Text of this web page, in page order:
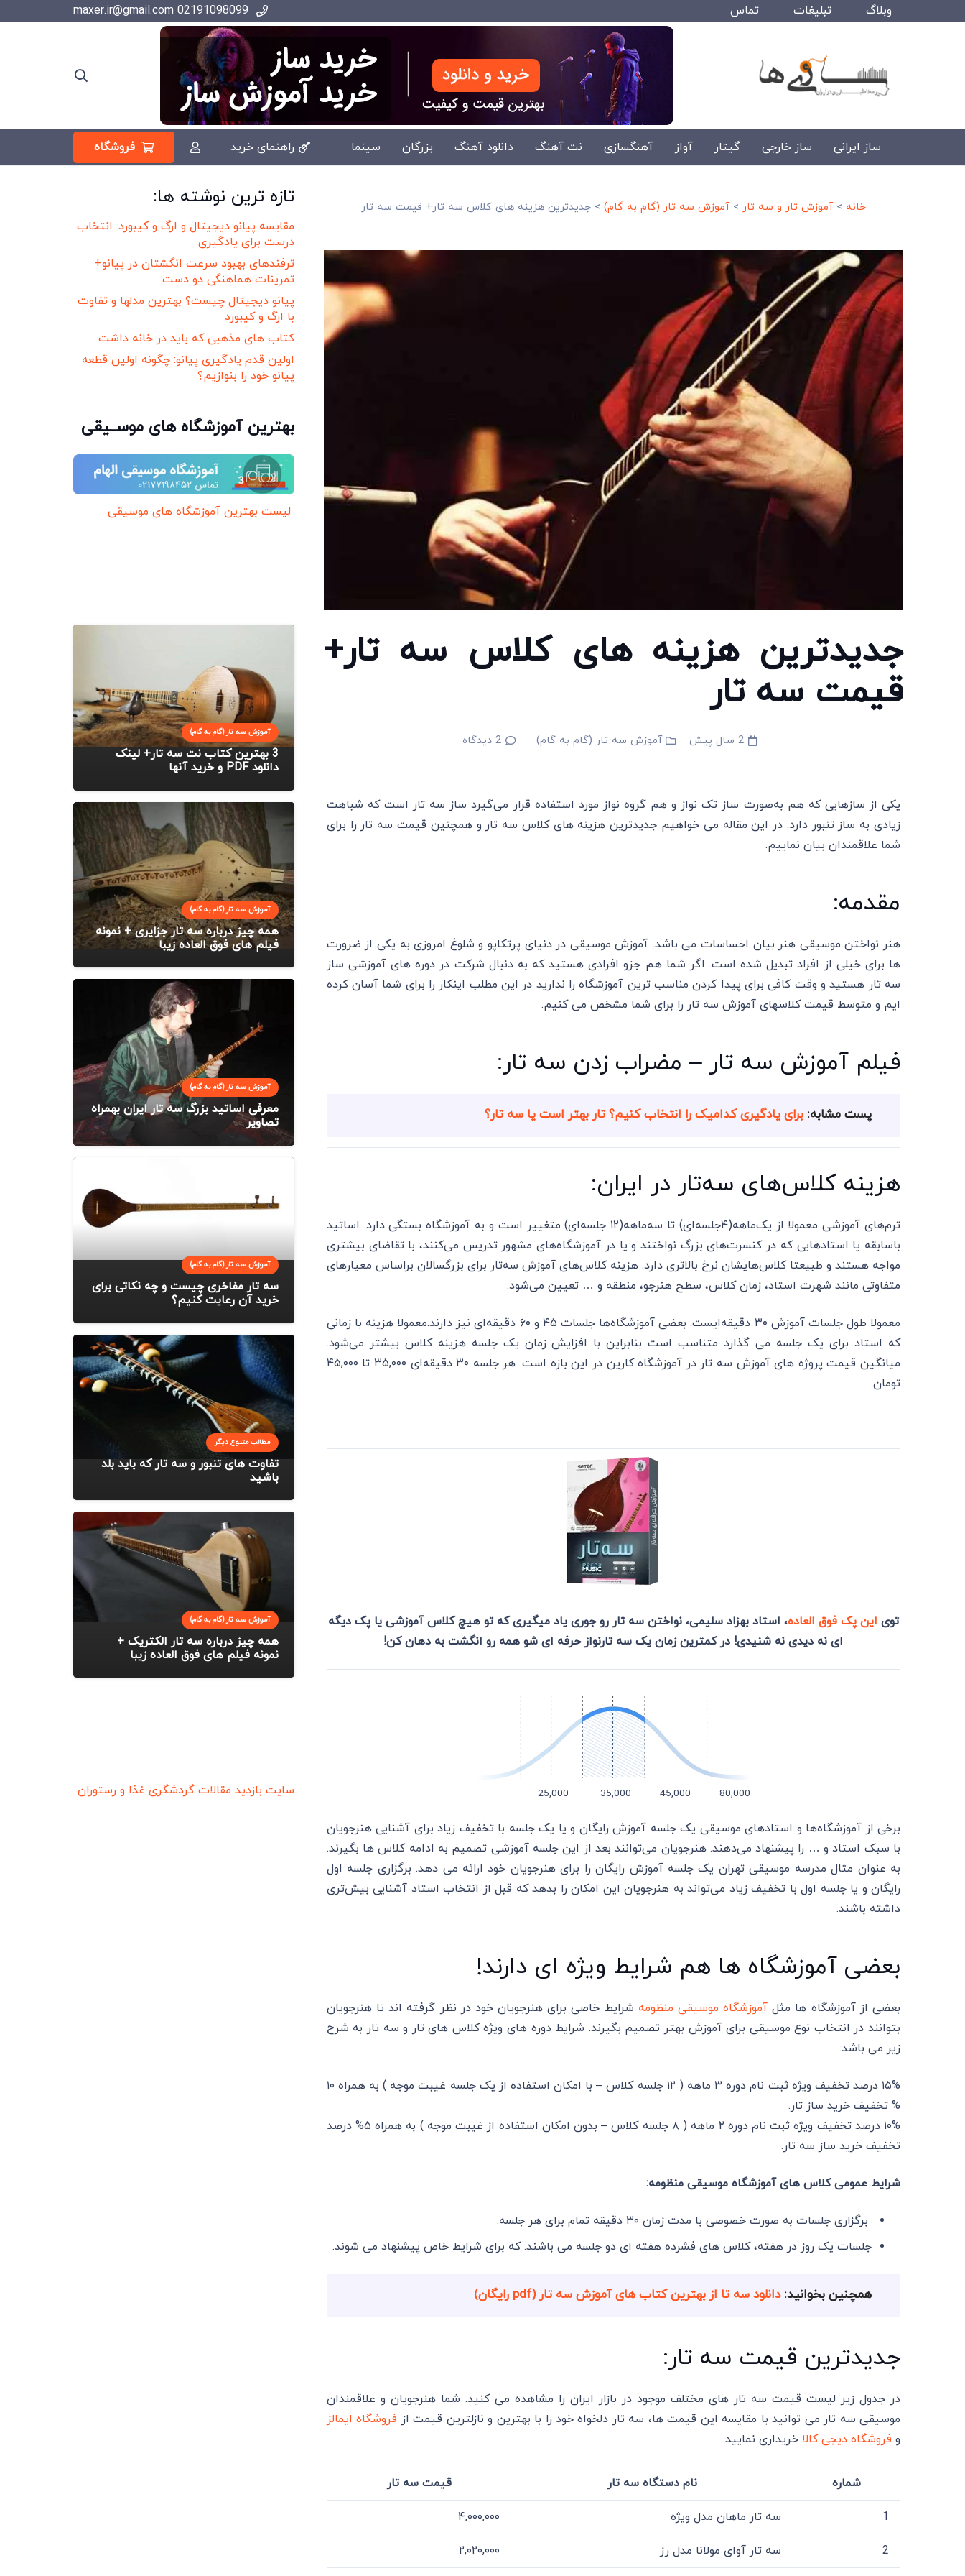
وبلاگ تبلیغات تماس
ساز ایرانی ساز خارجی گیتار آواز آهنگسازی نت آهنگ دانلود آهنگ بزرگان سینما راهنمای خرید فروشگاه
خانه >آموزش تار و سه تار >آموزش سه تار (گام به گام) >جدیدترین هزینه های کلاس سه تار+ قیمت سه تار
جدیدترین هزینه های کلاس سه تار+
قیمت سه تار
2 سال پیش آموزش سه تار (گام به گام) 2 دیدگاه
یکی از سازهایی که هم به‌صورت ساز تک نواز و هم گروه نواز مورد استفاده قرار می‌گیرد ساز سه تار است که شباهت
زیادی به ساز تنبور دارد. در این مقاله می خواهیم جدیدترین هزینه های کلاس سه تار و همچنین قیمت سه تار را برای
شما علاقمندان بیان نماییم.
مقدمه:
هنر نواختن موسیقی هنر بیان احساسات می باشد. آموزش موسیقی در دنیای پرتکاپو و شلوغ امروزی به یکی از ضرورت
ها برای خیلی از افراد تبدیل شده است. اگر شما هم جزو افرادی هستید که به دنبال شرکت در دوره های آموزشی ساز
سه تار هستید و وقت کافی برای پیدا کردن مناسب ترین آموزشگاه را ندارید در این مطلب اینکار را برای شما آسان کرده
ایم و متوسط قیمت کلاسهای آموزش سه تار را برای شما مشخص می کنیم.
فیلم آموزش سه تار – مضراب زدن سه تار:
پست مشابه: برای یادگیری کدامیک را انتخاب کنیم؟ تار بهتر است یا سه تار؟
هزینه کلاس‌های سه‌تار در ایران:
ترم‌های آموزشی معمولا از یک‌ماهه(۴جلسه‌ای) تا سه‌ماهه(۱۲ جلسه‌ای) متغییر است و به آموزشگاه بستگی دارد. اساتید
باسابقه یا استادهایی که در کنسرت‌های بزرگ نواختند و یا در آموزشگاه‌های مشهور تدریس می‌کنند، با تقاضای بیشتری
مواجه هستند و طبیعتا کلاس‌هایشان نرخ بالاتری دارد. هزینه کلاس‌های آموزش سه‌تار برای بزرگسالان براساس معیارهای
متفاوتی مانند شهرت استاد، زمان کلاس‌، سطح هنرجو، منطقه و … تعیین می‌شود.
معمولا طول جلسات آموزش ۳۰ دقیقه‌ایست. بعضی آموزشگاه‌ها جلسات ۴۵ و ۶۰ دقیقه‌ای نیز دارند.معمولا هزینه با زمانی
که استاد برای یک جلسه می گذارد متناسب است بنابراین با افزایش زمان یک جلسه هزینه کلاس بیشتر می‌شود.
میانگین قیمت پروژه های آموزش سه تار در آموزشگاه کارین در این بازه است: هر جلسه ۳۰ دقیقه‌ای ۳۵,۰۰۰ تا ۴۵,۰۰۰
تومان
توی این پک فوق العاده، استاد بهزاد سلیمی، نواختن سه تار رو جوری یاد میگیری که تو هیچ کلاس آموزشی یا پک دیگه
ای نه دیدی نه شنیدی! در کمترین زمان یک سه تارنواز حرفه ای شو همه رو انگشت به دهان کن!
80,000 45,000 35,000 25,000
برخی از آموزشگاه‌ها و استادهای موسیقی یک جلسه آموزش رایگان و یا یک جلسه با تخفیف زیاد برای آشنایی هنرجویان
با سبک استاد و … را پیشنهاد می‌دهند. هنرجویان می‌توانند بعد از این جلسه آموزشی تصمیم به ادامه کلاس ها بگیرند.
به عنوان مثال مدرسه موسیقی تهران یک جلسه آموزش رایگان را برای هنرجویان خود ارائه می دهد. برگزاری جلسه اول
رایگان و یا جلسه اول با تخفیف زیاد می‌تواند به هنرجویان این امکان را بدهد که قبل از انتخاب استاد آشنایی بیش‌تری
داشته باشند.
بعضی آموزشگاه ها هم شرایط ویژه ای دارند!
بعضی از آموزشگاه ها مثل آموزشگاه موسیقی منظومه شرایط خاصی برای هنرجویان خود در نظر گرفته اند تا هنرجویان
بتوانند در انتخاب نوع موسیقی برای آموزش بهتر تصمیم بگیرند. شرایط دوره های ویژه کلاس های تار و سه تار به شرح
زیر می باشد:
۱۵% درصد تخفیف ویژه ثبت نام دوره ۳ ماهه ( ۱۲ جلسه کلاس – با امکان استفاده از یک جلسه غیبت موجه ) به همراه ۱۰
% تخفیف خرید ساز تار.
۱۰% درصد تخفیف ویژه ثبت نام دوره ۲ ماهه ( ۸ جلسه کلاس – بدون امکان استفاده از غیبت موجه ) به همراه ۵% درصد
تخفیف خرید ساز سه تار.
شرایط عمومی کلاس های آموزشگاه موسیقی منظومه:
برگزاری جلسات به صورت خصوصی با مدت زمان ۳۰ دقیقه تمام برای هر جلسه.
جلسات یک روز در هفته، کلاس های فشرده هفته ای دو جلسه می باشند. که برای شرایط خاص پیشنهاد می شوند.
همچنین بخوانید:دانلود سه تا از بهترین کتاب های آموزش سه تار (pdf رایگان)
جدیدترین قیمت سه تار:
در جدول زیر لیست قیمت سه تار های مختلف موجود در بازار ایران را مشاهده می کنید. شما هنرجویان و علاقمندان
موسیقی سه تار می توانید با مقایسه این قیمت ها، سه تار دلخواه خود را با بهترین و نازلترین قیمت از فروشگاه ایمالز
و فروشگاه دیجی کالا خریداری نمایید.
شماره نام دستگاه سه تار قیمت سه تار
1 سه تار ماهان مدل ویژه ۴,۰۰۰,۰۰۰
2 سه تار آوای مولانا مدل رز ۲,۰۲۰,۰۰۰
تازه ترین نوشته ها:
مقایسه پیانو دیجیتال و ارگ و کیبورد: انتخاب
درست برای یادگیری
ترفندهای بهبود سرعت انگشتان در پیانو+
تمرینات هماهنگی دو دست
پیانو دیجیتال چیست؟ بهترین مدلها و تفاوت
با ارگ و کیبورد
کتاب های مذهبی که باید در خانه داشت
اولین قدم یادگیری پیانو: چگونه اولین قطعه
پیانو خود را بنوازیم؟
بهترین آموزشگاه های موســیقی
لیست بهترین آموزشگاه های موسیقی
آموزش سه تار (گام به گام)
3 بهترین کتاب نت سه تار+ لینک
دانلود PDF و خرید آنها
آموزش سه تار (گام به گام)
همه چیز درباره سه تار جزایری + نمونه
فیلم های فوق العاده زیبا
آموزش سه تار (گام به گام)
معرفی اساتید بزرگ سه تار ایران بهمراه
تصاویر
آموزش سه تار (گام به گام)
سه تار مفاخری چیست و چه نکاتی برای
خرید آن رعایت کنیم؟
مطالب متنوع دیگر
تفاوت های تنبور و سه تار که باید بلد
باشید
آموزش سه تار (گام به گام)
همه چیز درباره سه تار الکتریک +
نمونه فیلم های فوق العاده زیبا
سایت بازدید مقالات گردشگری غذا و رستوران